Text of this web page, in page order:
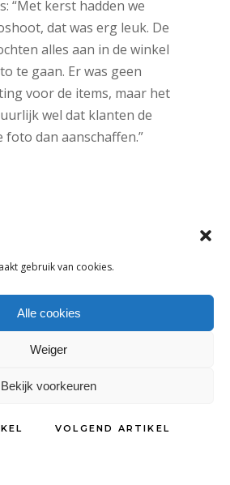
gebruik van cookies.
Alle cookies
Weiger
Bekijk voorkeuren
“Met kerst hadden we
dat was erg leuk. De
alles aan in de winkel
te gaan. Er was geen
voor de items, maar het
wel dat klanten de
foto dan aanschaffen.”
VOLGEND ARTIKEL